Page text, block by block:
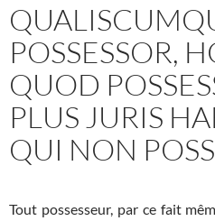
POSSESSOR,
QUOD
PLUS JURIS
QUI NON
Tout possesseur, par ce fait